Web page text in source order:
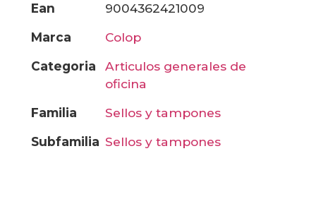
ean
9004362421009
marca
colop
categoria
articulos generales de
oficina
familia
sellos y tampones
subfamilia
sellos y tampones